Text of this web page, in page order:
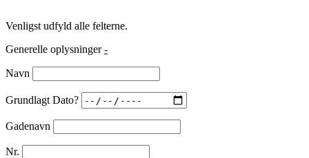
Venligst udfyld alle felterne.
Generelle oplysninger -
Navn
Grundlagt Dato?
Gadenavn
Nr.